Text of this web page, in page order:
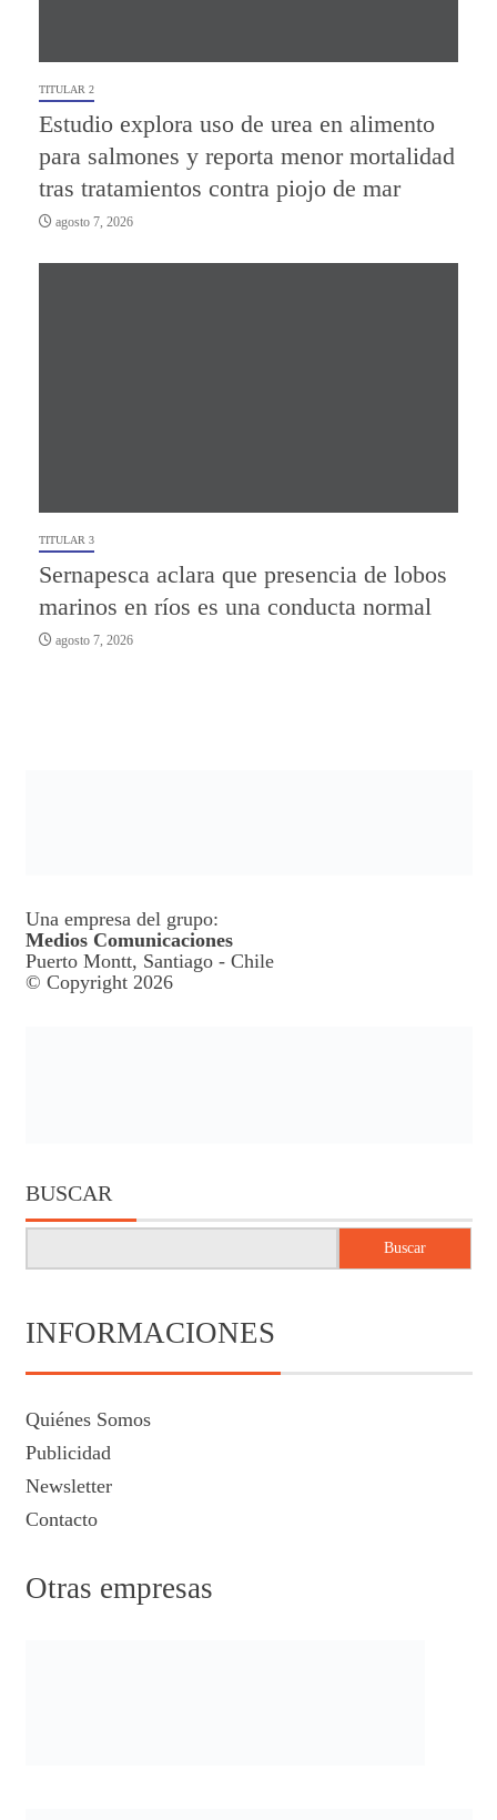
TITULAR 2
Estudio explora uso de urea en alimento
para salmones y reporta menor mortalidad
tras tratamientos contra piojo de mar
agosto 7, 2026
TITULAR 3
Sernapesca aclara que presencia de lobos
marinos en ríos es una conducta normal
agosto 7, 2026
Una empresa del grupo:
Medios Comunicaciones
Puerto Montt, Santiago - Chile
© Copyright 2026
BUSCAR
Buscar
INFORMACIONES
Quiénes Somos
Publicidad
Newsletter
Contacto
Otras empresas